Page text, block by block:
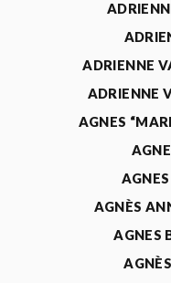
ADRIENNE
ADRIENNE
AGNES
AGNÈS
AGNES